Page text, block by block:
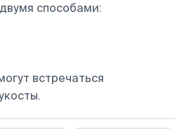
способами:
встречаться